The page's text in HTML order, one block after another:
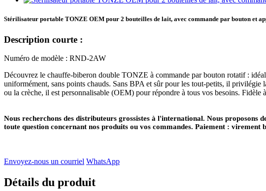
Stérilisateur portable TONZE OEM pour 2 bouteilles de lait, avec commande par bouton et
Description courte :
Numéro de modèle : RND-2AW
Découvrez le chauffe-biberon double TONZE à commande par bouton rotatif :
uniformément, sans points chauds. Sans BPA et sûr pour les tout-petits, il
ou la crèche, il est personnalisable (OEM) pour répondre à tous vos besoins.
Nous recherchons des distributeurs grossistes à l'international. Nous
toute question concernant nos produits ou vos commandes. Paiement :
Envoyez-nous un courriel WhatsApp
Détails du produit